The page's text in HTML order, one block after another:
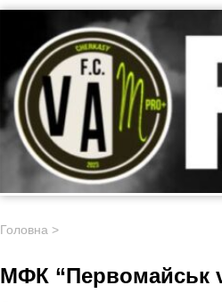
Головна >
МФК “Первомайськ